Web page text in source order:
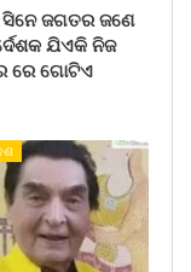
ସିନେ ଜଗତର ଜଣେ
ଯିଏକି ନିଜ
ରେ ଗୋଟିଏ